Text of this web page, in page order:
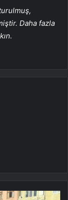
Daha fazla